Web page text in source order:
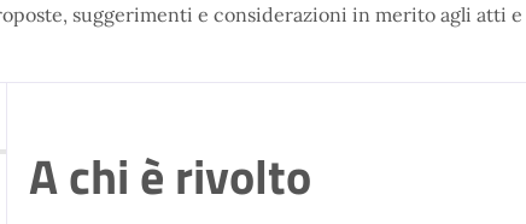
suggerimenti e considerazioni in merito agli atti
A chi è rivolto